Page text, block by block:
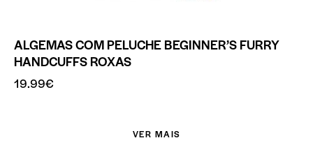
ALGEMAS COM PELUCHE BEGINNER’S FURRY
HANDCUFFS ROXAS
19.99€
VER MAIS